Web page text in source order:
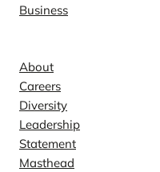
Business
About
Careers
Diversity
Leadership
Statement
Masthead